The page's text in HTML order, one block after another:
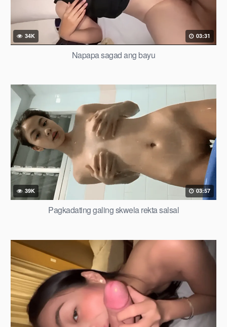
34K 03:31
Napapa sagad ang bayu
39K 03:57
Pagkadating galing skwela rekta salsal